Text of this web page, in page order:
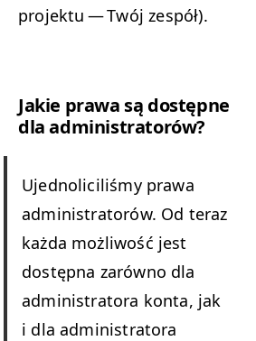
pro­jek­tu — Twój zespół).
Jakie prawa są dostęp­ne
dla administratorów?
Ujed­no­li­cil­iśmy prawa
admin­is­tra­torów. Od ter­az
każ­da możli­wość jest
dostęp­na zarówno dla
admin­is­tra­to­ra kon­ta, jak
i dla admin­is­tra­to­ra